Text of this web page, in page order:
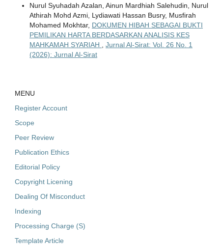
Nurul Syuhadah Azalan, Ainun Mardhiah Salehudin, Nurul
Athirah Mohd Azmi, Lydiawati Hassan Busry, Musfirah
Mohamed Mokhtar, DOKUMEN HIBAH SEBAGAI BUKTI
PEMILIKAN HARTA BERDASARKAN ANALISIS KES
MAHKAMAH SYARIAH
Jurnal Al-Sirat: Vol. 26 No. 1
(2026): Jurnal Al-Sirat
MENU
Register Account
Scope
Peer Review
Publication Ethics
Editorial Policy
Copyright Licening
Dealing Of Misconduct
Indexing
Processing Charge (S)
Template Article